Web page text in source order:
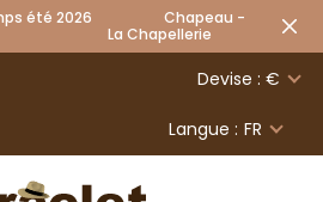
été 2026 Chapeau -
La Chapellerie
Devise : €
Langue : FR